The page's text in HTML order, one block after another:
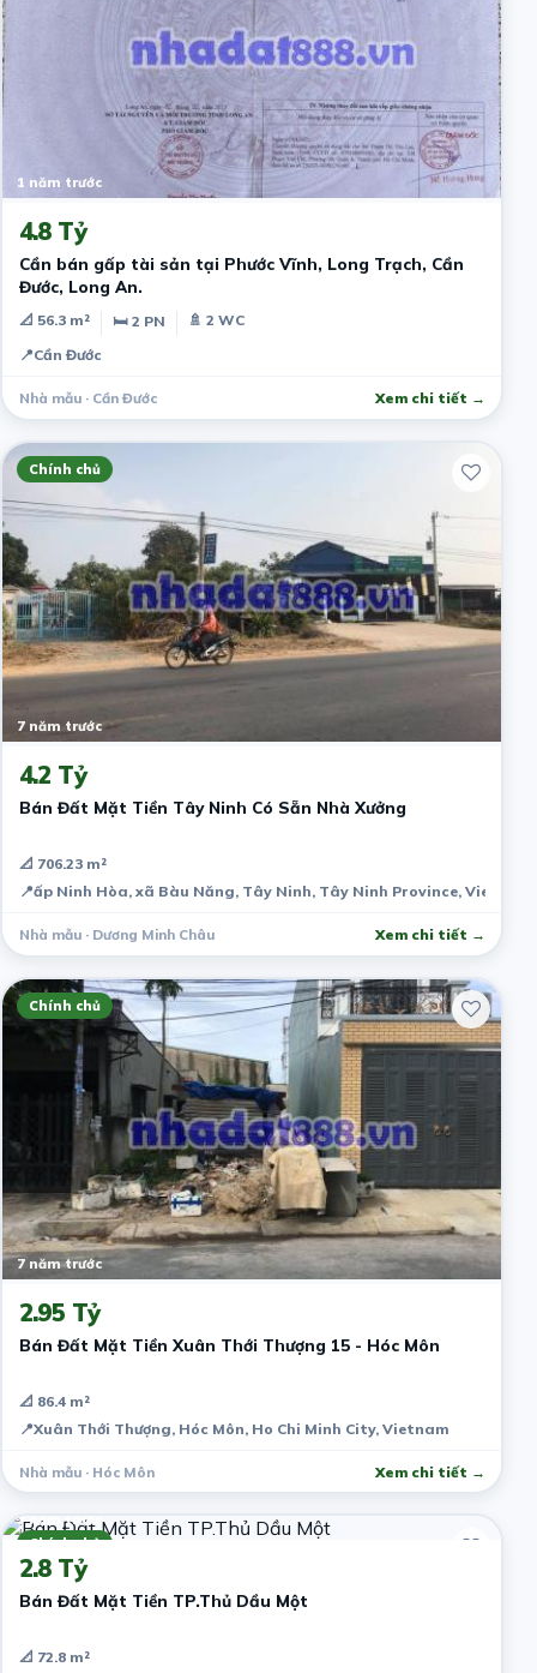
1 năm trước
4.8 Tỷ
Cần bán gấp tài sản tại Phước Vĩnh, Long Trạch, Cần
Đước, Long An.
📐 56.3 m² 🛏 2 PN
🚿 2 WC
📍Cần Đước
Nhà mẫu · Cần Đước Xem chi tiết →
Chính chủ
7 năm trước
4.2 Tỷ
Bán Đất Mặt Tiền Tây Ninh Có Sẵn Nhà Xưởng
📐 706.23 m²
📍ấp Ninh Hòa, xã Bàu Năng, Tây Ninh, Tây Ninh Province, Vietnam
Nhà mẫu · Dương Minh Châu Xem chi tiết →
Chính chủ
7 năm trước
2.95 Tỷ
Bán Đất Mặt Tiền Xuân Thới Thượng 15 - Hóc Môn
📐 86.4 m²
📍Xuân Thới Thượng, Hóc Môn, Ho Chi Minh City, Vietnam
Nhà mẫu · Hóc Môn Xem chi tiết →
Chính chủ
7 năm trước
2.8 Tỷ
Bán Đất Mặt Tiền TP.Thủ Dầu Một
📐 72.8 m²